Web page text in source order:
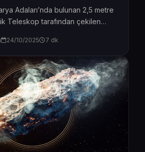
Adaları’nda bulunan 2,5 metre
Teleskop tarafından çekilen
2025’te 3I/ATLAS’ın...
24/10/2025 7 dk